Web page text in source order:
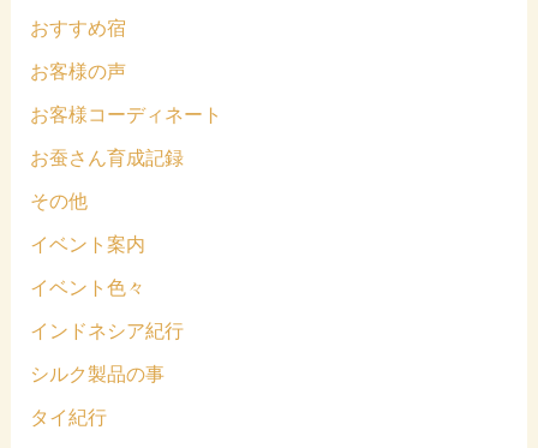
おすすめ宿
お客様の声
お客様コーディネート
お蚕さん育成記録
その他
イベント案内
イベント色々
インドネシア紀行
シルク製品の事
タイ紀行